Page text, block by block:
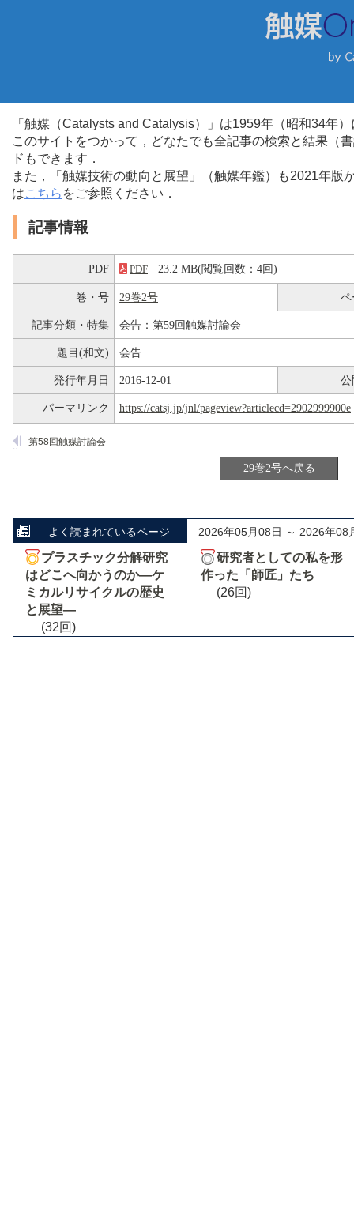
「触媒（Catalysts and Catalysis）」は1959年（昭和34年
このサイトをつかって，どなたでも全記事の検索と結果（
ドもできます．
また，「触媒技術の動向と展望」（触媒年鑑）も2021年
はこちら をご参照ください．
記事情報
PDF PDF 23.2 MB(閲覧回数：4回)
巻・号 29巻2号 ペ
記事分類・特集 会告：第59回触媒討論会
題目(和文) 会告
発行年月日 2016-12-01 公
パーマリンク https://catsj.jp/jnl/pageview?articlecd=2902999900e
第58回触媒討論会
29巻2号へ戻る
よく読まれているページ 2026年05月08日 ～ 2026年08
プラスチック分解研究
はどこへ向かうのか―ケ
ミカルリサイクルの歴史
と展望―
(32回)
研究者としての私を形
作った「師匠」たち
(26回)